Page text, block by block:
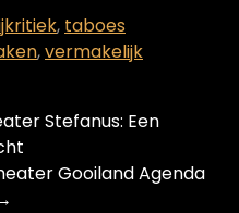
, taboes
,vermakelijk
Stefanus: Een
Gooiland Agenda